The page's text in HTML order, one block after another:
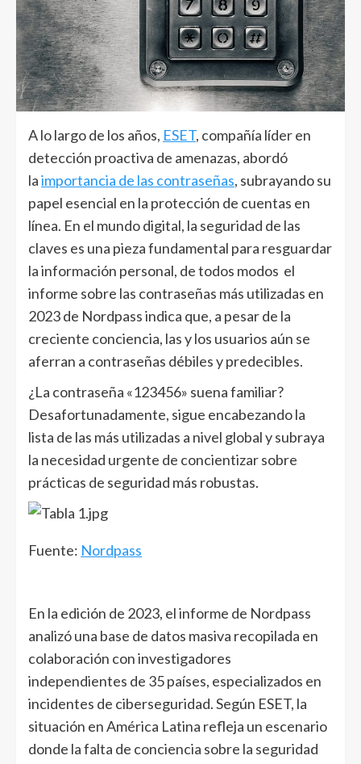
A lo largo de los años, ESET, compañía líder en
detección proactiva de amenazas, abordó
laimportancia de las contraseñas, subrayando su
papel esencial en la protección de cuentas en
línea. En el mundo digital, la seguridad de las
claves es una pieza fundamental para resguardar
la información personal, de todos modos el
informe sobre las contraseñas más utilizadas en
2023 de Nordpass indica que, a pesar de la
creciente conciencia, las y los usuarios aún se
aferran a contraseñas débiles y predecibles.
¿La contraseña «123456» suena familiar?
Desafortunadamente, sigue encabezando la
lista de las más utilizadas a nivel global y subraya
la necesidad urgente de concientizar sobre
prácticas de seguridad más robustas.
Fuente: Nordpass
En la edición de 2023, el informe de Nordpass
analizó una base de datos masiva recopilada en
colaboración con investigadores
independientes de 35 países, especializados en
incidentes de ciberseguridad. Según ESET, la
situación en América Latina refleja un escenario
donde la falta de conciencia sobre la seguridad